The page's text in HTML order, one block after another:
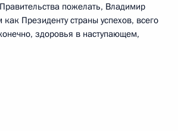
пожелать, Владимир
Президенту страны успехов, всего
здоровья в наступающем,